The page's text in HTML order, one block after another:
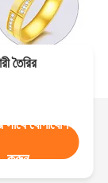
তৈরির
সাথে যোগাযোগ
করুন